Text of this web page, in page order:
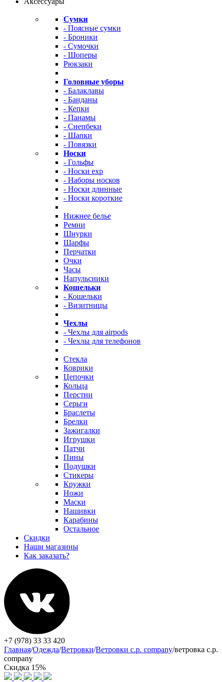
Сумки
- Поясные сумки
- Броники
- Сумочки
- Шоперы
Рюкзаки
Головные уборы
- Балаклавы
- Банданы
- Кепки
- Панамы
- Снепбеки
- Шапки
- Повязки
Носки
- Гольфы
- Носки exp
- Наборы носков
- Носки длинные
- Носки короткие
Нижнее белье
Ремни
Шнурки
Шарфы
Перчатки
Очки
Часы
Напульсники
Кошельки
- Кошельки
- Визитницы
Чехлы
- Чехлы для airpods
- Чехлы для телефонов
Стекла
Коврики
Цепочки
Кольца
Перстни
Серьги
Браслеты
Брелки
Зажигалки
Игрушки
Патчи
Пины
Подушки
Стикеры
Кружки
Ножи
Маски
Нашивки
Карабины
Остальное
Скидки
Наши магазины
Как заказать?
+7 (978) 33 33 420
Главная/Одежда/Ветровки/Ветровки c.p. company/ветровка c.p.
company
Скидка 15%